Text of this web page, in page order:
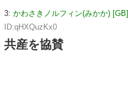
3: かわさきノルフィン(みかか) [GB]
ID:qHXQuzKx0
共産を協賛